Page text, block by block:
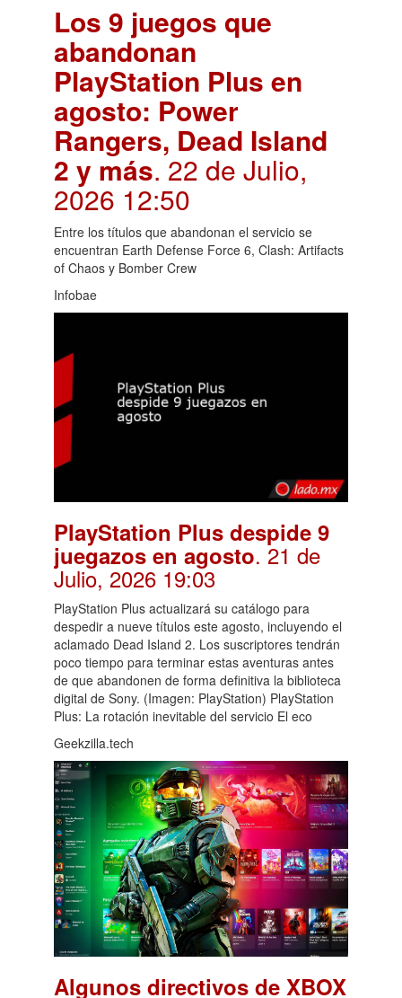
Los 9 juegos que
abandonan
PlayStation Plus en
agosto: Power
Rangers, Dead Island
2 y más. 22 de Julio,
2026 12:50
Entre los títulos que abandonan el servicio se
encuentran Earth Defense Force 6, Clash: Artifacts
of Chaos y Bomber Crew
Infobae
PlayStation Plus despide 9
juegazos en agosto. 21 de
Julio, 2026 19:03
PlayStation Plus actualizará su catálogo para
despedir a nueve títulos este agosto, incluyendo el
aclamado Dead Island 2. Los suscriptores tendrán
poco tiempo para terminar estas aventuras antes
de que abandonen de forma definitiva la biblioteca
digital de Sony. (Imagen: PlayStation) PlayStation
Plus: La rotación inevitable del servicio El eco
Geekzilla.tech
Algunos directivos de XBOX